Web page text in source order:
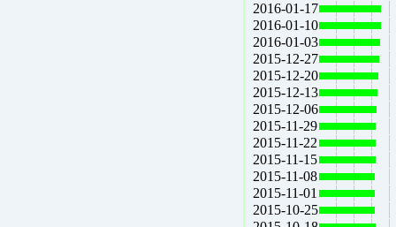
2016-01-17
2016-01-10
2016-01-03
2015-12-27
2015-12-20
2015-12-13
2015-12-06
2015-11-29
2015-11-22
2015-11-15
2015-11-08
2015-11-01
2015-10-25